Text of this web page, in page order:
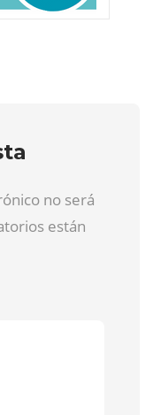
no será
están